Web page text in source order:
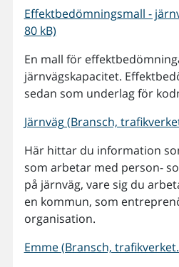
Effektbedömningsmall -
80 kB)
En mall för
järnvägskapacitet.
sedan som underlag för
Järnväg (Bransch,
Här hittar du information
som arbetar med person-
på järnväg, vare sig du
en kommun, som
organisation.
Emme (Bransch,